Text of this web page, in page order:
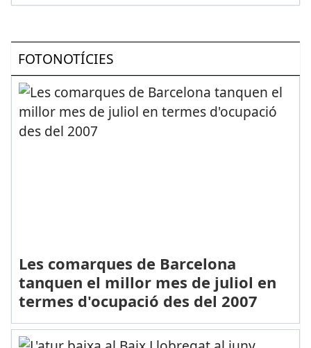
FOTONOTÍCIES
Les comarques de Barcelona
tanquen el millor mes de juliol en
termes d'ocupació des del 2007